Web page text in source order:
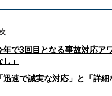
年で3回目となる事故対応ア
し」
迅速で誠実な対応」と「詳